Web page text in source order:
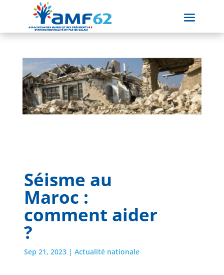
Séisme au
Maroc :
comment aider
?
Sep 21, 2023| Actualité nationale